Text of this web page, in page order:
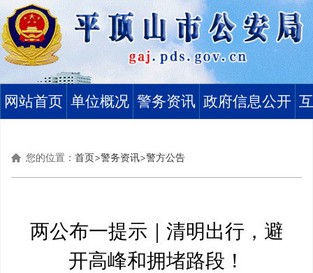
网站首页 单位概况 警务资讯 政府信息公开
您的位置： 首页>警务资讯>警方公告
两公布一提示｜清明出行，避
开高峰和拥堵路段！